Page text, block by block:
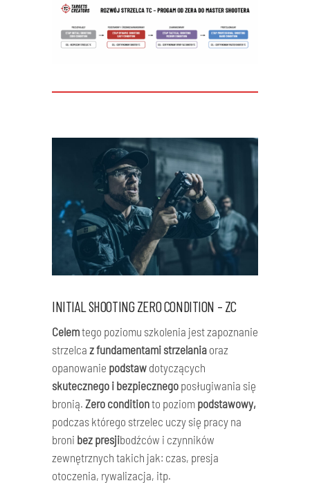
INITIAL SHOOTING ZERO CONDITION – ZC
Celemtego poziomu szkolenia jest zapoznanie
strzelca z fundamentami strzelania oraz
opanowanie podstaw dotyczących
skutecznego i bezpiecznego posługiwania się
bronią. Zero conditionto poziom podstawowy,
podczas którego strzelec uczy się pracy na
broni bez presjibodźców i czynników
zewnętrznych takich jak: czas, presja
otoczenia, rywalizacja, itp.